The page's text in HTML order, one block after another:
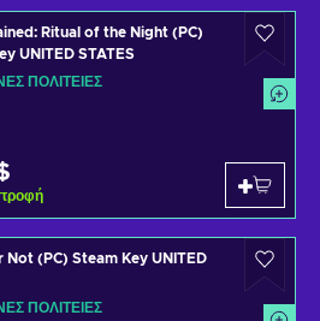
Ritual of the Night (PC)
UNITED STATES
ΠΟΛΙΤΕΊΕΣ
Not (PC) Steam Key UNITED
ΠΟΛΙΤΕΊΕΣ